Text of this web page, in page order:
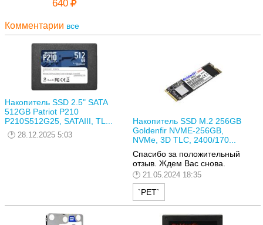
640
Комментарии все
Накопитель SSD 2.5" SATA
512GB Patriot P210
P210S512G25, SATAIII, TL...
28.12.2025 5:03
Накопитель SSD M.2 256GB
Goldenfir NVME-256GB,
NVMe, 3D TLC, 2400/170...
Спасибо за положительный
отзыв. Ждем Вас снова.
21.05.2024 18:35
`РЕТ`